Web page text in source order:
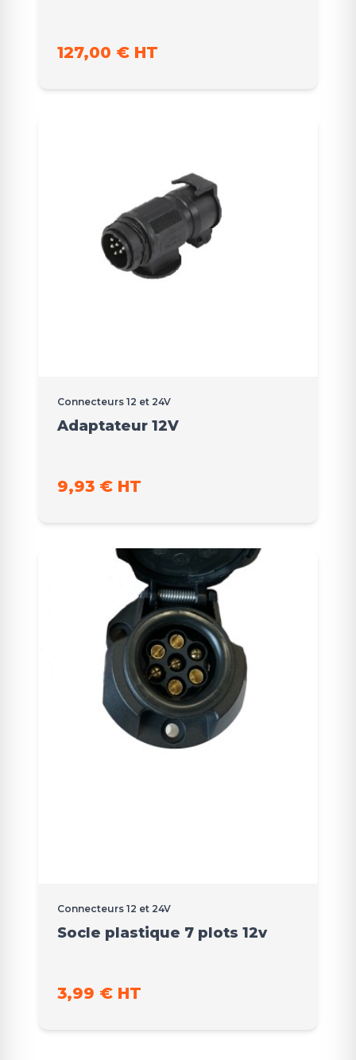
127,00 € HT
Connecteurs 12 et 24V
Adaptateur 12V
9,93 € HT
Connecteurs 12 et 24V
Socle plastique 7 plots 12v
3,99 € HT